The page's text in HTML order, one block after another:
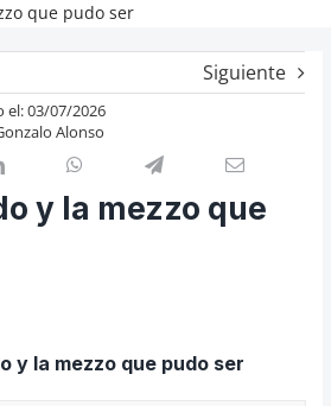
que pudo ser
Siguiente
el: 03/07/2026
Alonso
y la mezzo que
y la mezzo que pudo ser